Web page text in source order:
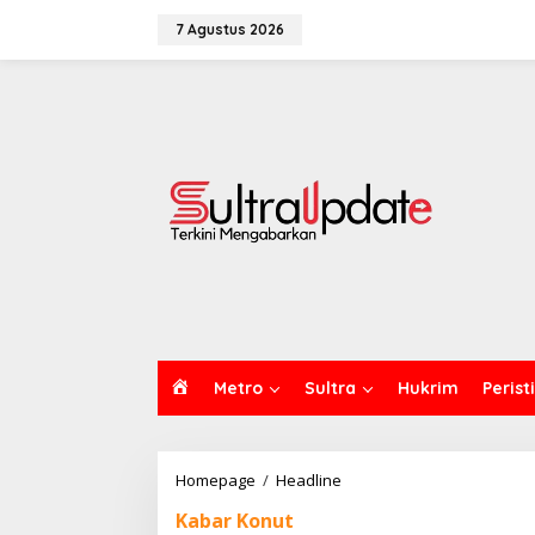
7 Agustus 2026
Metro Sultra Hukrim
Homepage / Headline
Kabar Konut